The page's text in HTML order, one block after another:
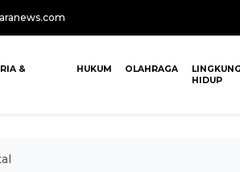
&
HUKUM OLAHRAGA
HIDUP